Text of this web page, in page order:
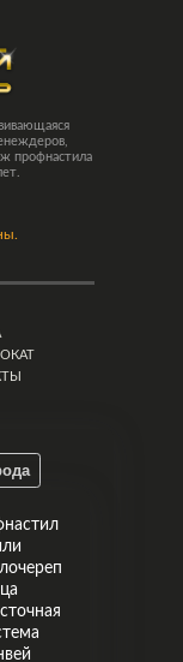
профнастила